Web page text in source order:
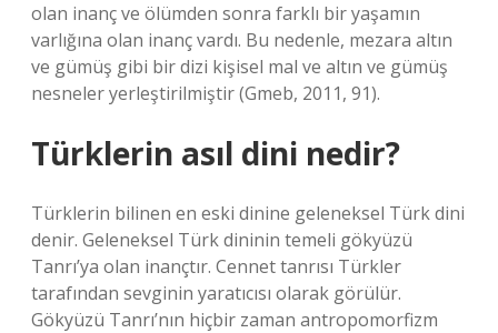
olan inanç ve ölümden sonra farklı bir yaşamın
varlığına olan inanç vardı. Bu nedenle, mezara altın
ve gümüş gibi bir dizi kişisel mal ve altın ve gümüş
nesneler yerleştirilmiştir (Gmeb, 2011, 91).
Türklerin asıl dini nedir?
Türklerin bilinen en eski dinine geleneksel Türk dini
denir. Geleneksel Türk dininin temeli gökyüzü
Tanrı’ya olan inançtır. Cennet tanrısı Türkler
tarafından sevginin yaratıcısı olarak görülür.
Gökyüzü Tanrı’nın hiçbir zaman antropomorfizm